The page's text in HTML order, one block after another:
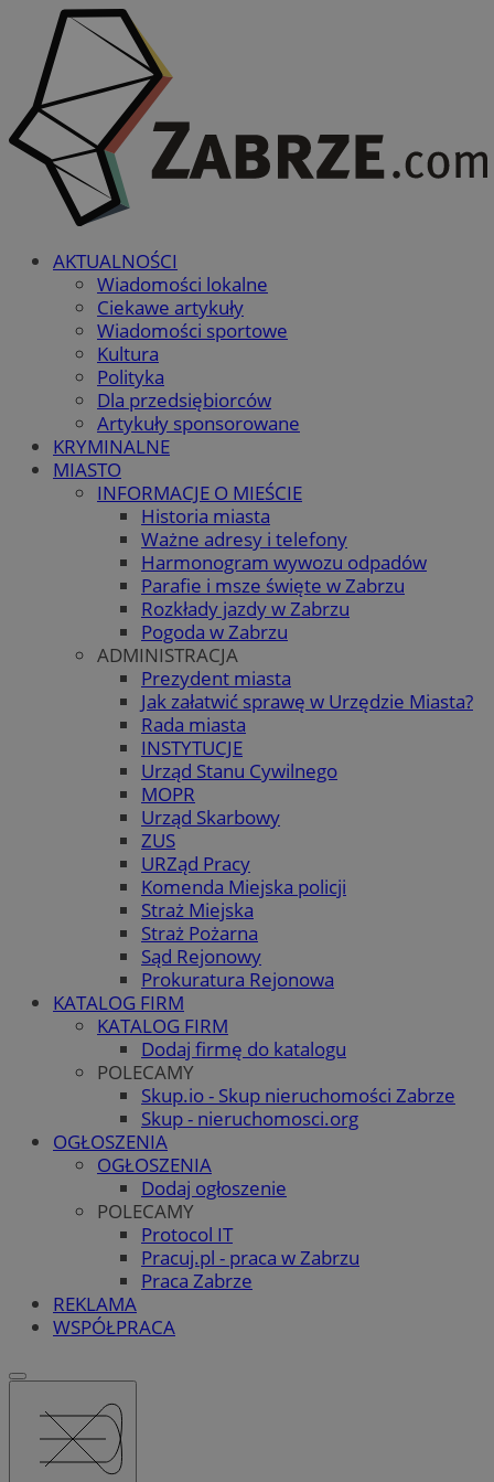
AKTUALNOŚCI
Wiadomości lokalne
Ciekawe artykuły
Wiadomości sportowe
Kultura
Polityka
Dla przedsiębiorców
Artykuły sponsorowane
KRYMINALNE
MIASTO
INFORMACJE O MIEŚCIE
Historia miasta
Ważne adresy i telefony
Harmonogram wywozu odpadów
Parafie i msze święte w Zabrzu
Rozkłady jazdy w Zabrzu
Pogoda w Zabrzu
ADMINISTRACJA
Prezydent miasta
Jak załatwić sprawę w Urzędzie Miasta?
Rada miasta
INSTYTUCJE
Urząd Stanu Cywilnego
MOPR
Urząd Skarbowy
ZUS
URZąd Pracy
Komenda Miejska policji
Straż Miejska
Straż Pożarna
Sąd Rejonowy
Prokuratura Rejonowa
KATALOG FIRM
KATALOG FIRM
Dodaj firmę do katalogu
POLECAMY
Skup.io - Skup nieruchomości Zabrze
Skup - nieruchomosci.org
OGŁOSZENIA
OGŁOSZENIA
Dodaj ogłoszenie
POLECAMY
Protocol IT
Pracuj.pl - praca w Zabrzu
Praca Zabrze
REKLAMA
WSPÓŁPRACA